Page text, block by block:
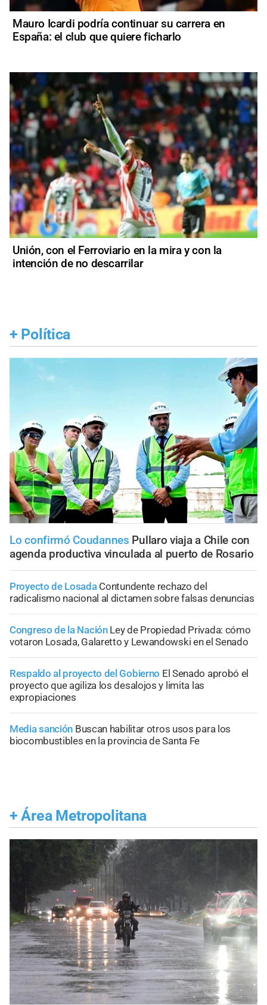
Mauro Icardi podría continuar su carrera en
España: el club que quiere ficharlo
Unión, con el Ferroviario en la mira y con la
intención de no descarrilar
+ Política
Lo confirmó Coudannes Pullaro viaja a Chile con
agenda productiva vinculada al puerto de Rosario
Proyecto de Losada Contundente rechazo del
radicalismo nacional al dictamen sobre falsas denuncias
Congreso de la Nación Ley de Propiedad Privada: cómo
votaron Losada, Galaretto y Lewandowski en el Senado
Respaldo al proyecto del Gobierno El Senado aprobó el
proyecto que agiliza los desalojos y limita las
expropiaciones
Media sanción Buscan habilitar otros usos para los
biocombustibles en la provincia de Santa Fe
+ Área Metropolitana